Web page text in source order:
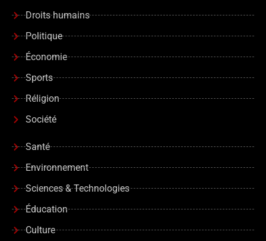
Droits humains
Politique
Économie
Sports
Réligion
Société
Santé
Environnement
Sciences & Technologies
Éducation
Culture